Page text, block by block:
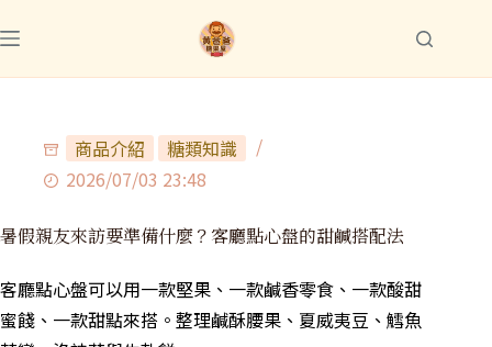
商品介紹
糖類知識
2026/07/03 23:48
暑假親友來訪要準備什麼？客廳點心盤的甜鹹搭配法
客廳點心盤可以用一款堅果、一款鹹香零食、一款酸甜
蜜餞、一款甜點來搭。整理鹹酥腰果、夏威夷豆、鱈魚